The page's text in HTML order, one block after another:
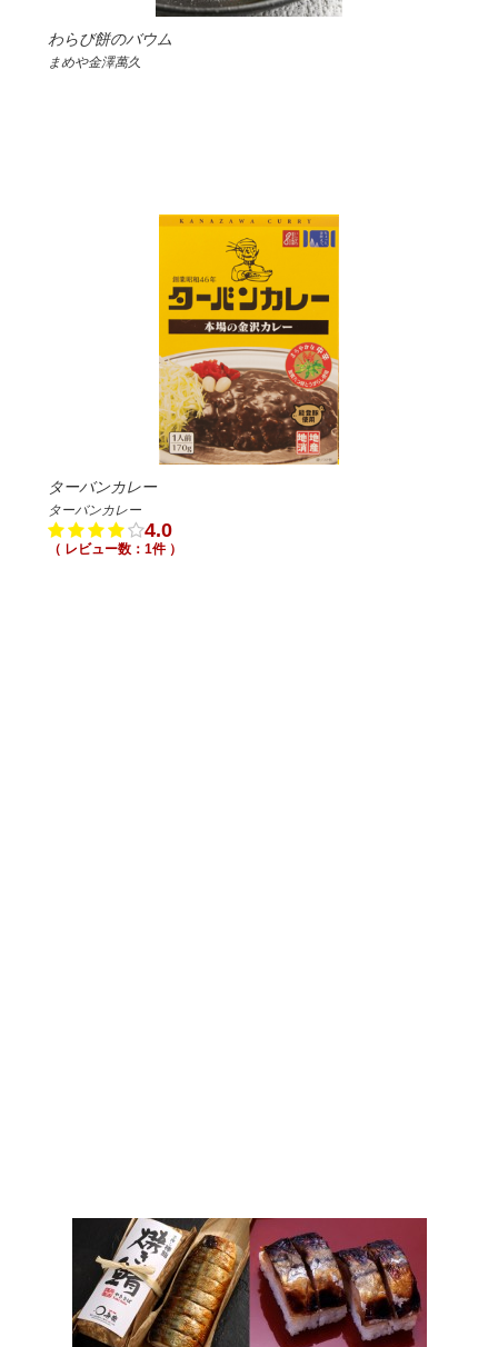
わらび餅のバウム
まめや金澤萬久
ターバンカレー
ターバンカレー
4.0
（ レビュー数：1件 ）